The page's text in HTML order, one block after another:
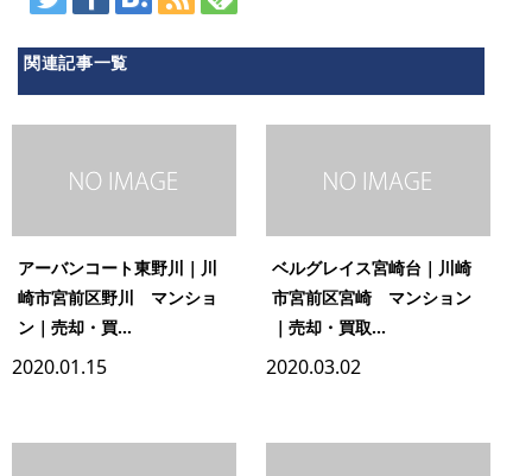
関連記事一覧
アーバンコート東野川｜川
崎市宮前区野川 マンショ
ン｜売却・買...
2020.01.15
ベルグレイス宮崎台｜川崎
市宮前区宮崎 マンション
｜売却・買取...
2020.03.02